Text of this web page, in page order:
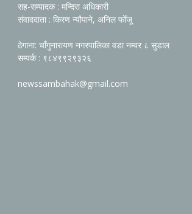
सह-सम्पादक : मन्दिरा अधिकारी
संवाददाता : किरण न्यौपाने, अनिल फोँजू
ठेगाना: चाँगुनारायण नगरपालिका वडा नम्वर ८ सुडाल
सम्पर्क : ९८४९९२९३२६
newssambahak@gmail.com